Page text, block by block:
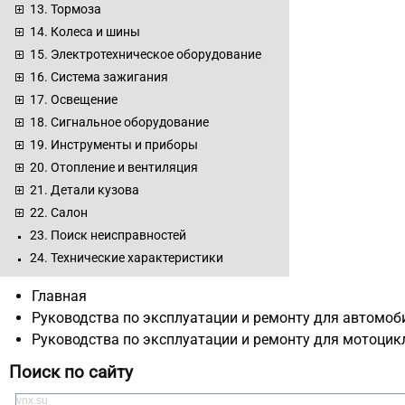
13. Тормоза
14. Колеса и шины
15. Электротехническое оборудование
16. Система зажигания
17. Освещение
18. Сигнальное оборудование
19. Инструменты и приборы
20. Отопление и вентиляция
21. Детали кузова
22. Салон
23. Поиск неисправностей
24. Технические характеристики
Главная
Руководства по эксплуатации и ремонту для
Руководства по эксплуатации и ремонту для
Поиск по сайту